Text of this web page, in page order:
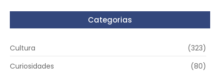
Categorias
Cultura
(323)
Curiosidades
(80)